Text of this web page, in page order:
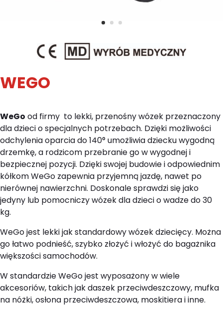
WEGO
WeGo od firmy to lekki, przenośny wózek przeznaczony
dla dzieci o specjalnych potrzebach. Dzięki możliwości
odchylenia oparcia do 140° umożliwia dziecku wygodną
drzemkę, a rodzicom przebranie go w wygodnej i
bezpiecznej pozycji. Dzięki swojej budowie i odpowiednim
kółkom WeGo zapewnia przyjemną jazdę, nawet po
nierównej nawierzchni. Doskonale sprawdzi się jako
jedyny lub pomocniczy wózek dla dzieci o wadze do 30
kg.
WeGo jest lekki jak standardowy wózek dziecięcy. Można
go łatwo podnieść, szybko złożyć i włożyć do bagażnika
większości samochodów.
W standardzie WeGo jest wyposażony w wiele
akcesoriów, takich jak daszek przeciwdeszczowy, mufka
na nóżki, osłona przeciwdeszczowa, moskitiera i inne.